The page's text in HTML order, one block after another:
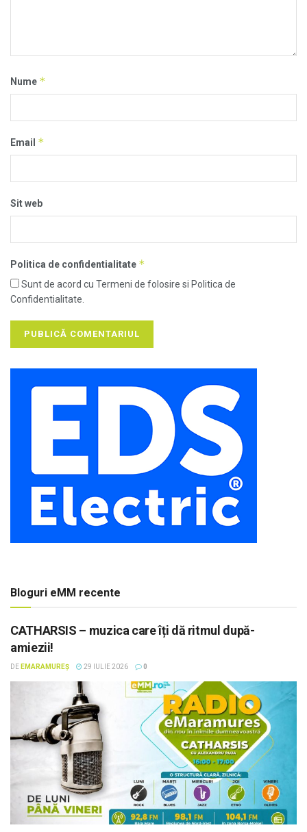
Nume *
Email *
Sit web
Politica de confidentialitate *
Sunt de acord cu Termeni de folosire si Politica de
Confidentialitate.
Bloguri eMM recente
CATHARSIS – muzica care îți dă ritmul după-
amiezii!
DE EMARAMUREȘ 29 IULIE 2026 0